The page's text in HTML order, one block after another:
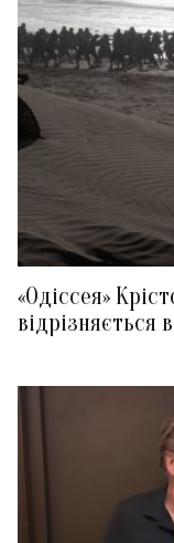
«Одіссея»
відрізняється